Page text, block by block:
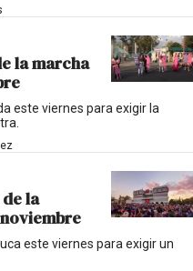
la marcha
este viernes para exigir la
la
este viernes para exigir un